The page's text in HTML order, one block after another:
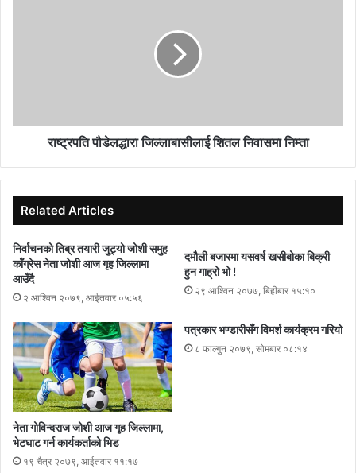
सुरुका दिनमा स्थानियले अबरोध गरेतापनि आपसी समन्वयको आधारमा यो
आयोजना सञ्चालनमा भएकोमा खुशी व्यक्त गर्नुभयो ।
र पूर्वाग्रह नगरी काम गरिनु पर्नेमा जोड दिनु भएको थियो ।
राष्ट्रपति पौडेलद्धारा जिल्लाबासीलाई शितल निवासमा निम्ता
Related Articles
निर्वाचनको तिब्र तयारी जुट्यो जोशी समुह
काँग्रेस नेता जोशी आज गृह जिल्लामा
आउँदै
२ आश्विन २०७९, आईतवार ०५:५६
दमौली बजारमा यसवर्ष खसीबोका बिक्री
हुन गाह्रो भो !
२९ आश्विन २०७७, बिहीबार १५:१०
नेता गोविन्दराज जोशी आज गृह जिल्लामा,
भेटघाट गर्न कार्यकर्ताको भिड
१९ चैत्र २०७९, आईतवार ११:१७
पत्रकार भण्डारीसँग विमर्श कार्यक्रम गरियो
८ फाल्गुन २०७९, सोमबार ०८:१४